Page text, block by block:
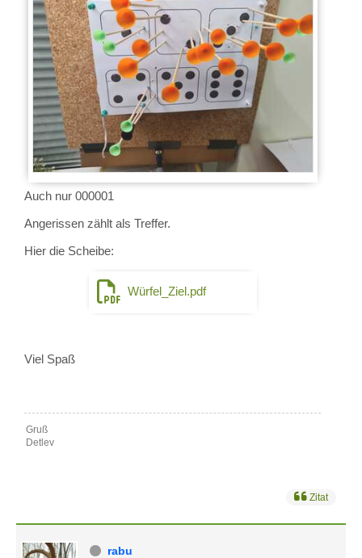
Auch nur 000001
Angerissen zählt als Treffer.
Hier die Scheibe:
Würfel_Ziel.pdf
Viel Spaß
Gruß
Detlev
Zitat
rabu